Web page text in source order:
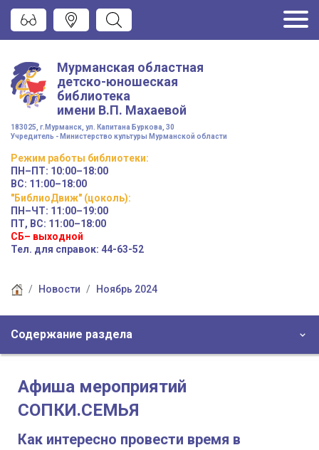
Мурманская областная
детско-юношеская
библиотека
имени В.П. Махаевой
183025, г.Мурманск, ул. Капитана Буркова, 30
Учредитель - Министерство культуры Мурманской области
Режим работы библиотеки:
ПН–ПТ: 10:00–18:00
ВС: 11:00–18:00
"БиблиоДвиж" (цоколь):
ПН–ЧТ: 11:00–19:00
ПТ, ВС: 11:00–18:00
СБ– выходной
Тел. для справок: 44-63-52
Новости Ноябрь 2024
Содержание раздела
Афиша мероприятий
СОПКИ.СЕМЬЯ
Как интересно провести время в